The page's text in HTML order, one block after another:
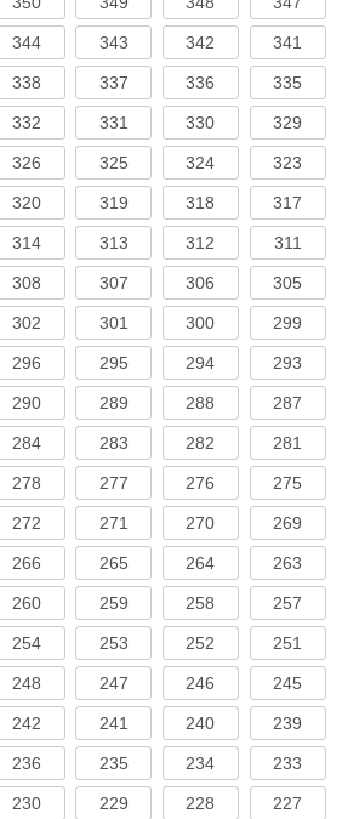
344 343 342 341
338 337 336 335
332 331 330 329
326 325 324 323
320 319 318 317
314 313 312 311
308 307 306 305
302 301 300 299
296 295 294 293
290 289 288 287
284 283 282 281
278 277 276 275
272 271 270 269
266 265 264 263
260 259 258 257
254 253 252 251
248 247 246 245
242 241 240 239
236 235 234 233
230 229 228 227